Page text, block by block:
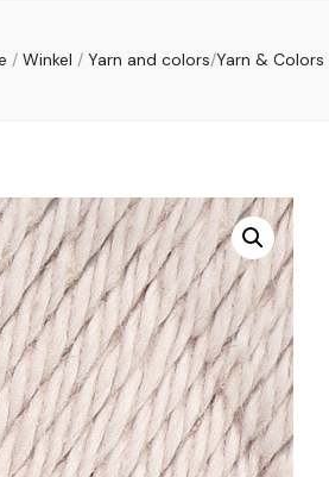
/ Winkel / Yarn and colors/Yarn & Colors